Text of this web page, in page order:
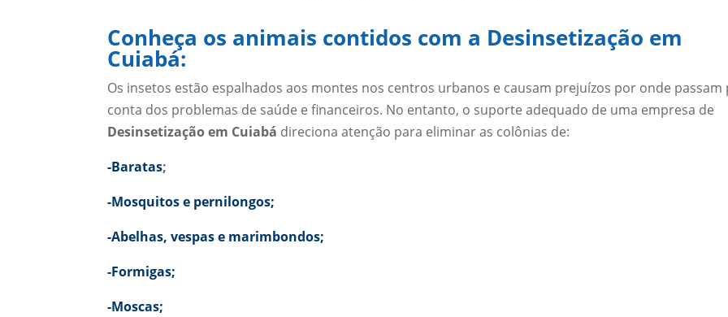
Conheça os animais contidos com a Desinsetização em
Cuiabá:
Os insetos estão espalhados aos montes nos centros urbanos e causam prejuízos por onde passam
conta dos problemas de saúde e financeiros. No entanto, o suporte adequado de uma empresa de
Desinsetização em Cuiabá direciona atenção para eliminar as colônias de:
-Baratas;
-Mosquitos e pernilongos;
-Abelhas, vespas e marimbondos;
-Formigas;
-Moscas;